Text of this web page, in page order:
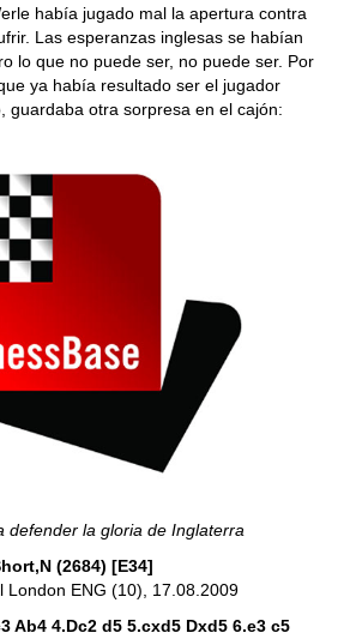
había jugado mal la apertura contra
Las esperanzas inglesas se habían
lo que no puede ser, no puede ser. Por
ya había resultado ser el jugador
guardaba otra sorpresa en el cajón:
defender la gloria de Inglaterra
(2684) [E34]
London ENG (10), 17.08.2009
Ab4 4.Dc2 d5 5.cxd5 Dxd5 6.e3 c5